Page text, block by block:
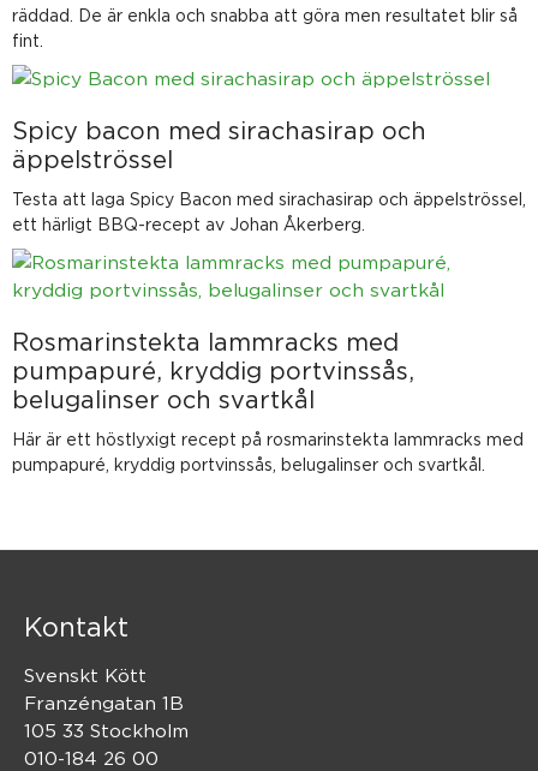
räddad. De är enkla och snabba att göra men resultatet blir så
fint.
Spicy bacon med sirachasirap och
äppelströssel
Testa att laga Spicy Bacon med sirachasirap och äppelströssel,
ett härligt BBQ-recept av Johan Åkerberg.
Rosmarinstekta lammracks med
pumpapuré, kryddig portvinssås,
belugalinser och svartkål
Här är ett höstlyxigt recept på rosmarinstekta lammracks med
pumpapuré, kryddig portvinssås, belugalinser och svartkål.
Kontakt
Svenskt Kött
Franzéngatan 1B
105 33 Stockholm
010-184 26 00